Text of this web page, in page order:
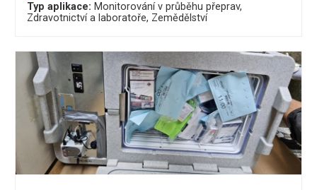
Typ aplikace: Monitorování v průběhu přeprav
Zdravotnictví a laboratoře Zemědělství